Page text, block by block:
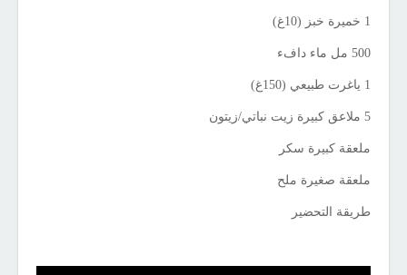
1 خميرة خبز (10غ)
500 مل ماء دافء
1 ياغرت طبيعي (150غ)
5 ملاعق كبيرة زيت نباتي/زيتون
ملعقة كبيرة سكر
ملعقة صغيرة ملح
طريقة التحضير